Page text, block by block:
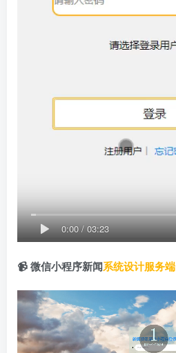
0:00/03:23
📹 微信小程序新闻系统设计服务端